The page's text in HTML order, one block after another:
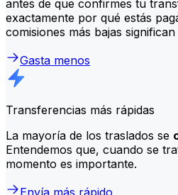
antes de que confirmes tu
exactamente por qué estás
comisiones más bajas
Gasta menos
Transferencias más rápidas
La mayoría de los traslados se
Entendemos que, cuando se
momento es importante.
Envía más rápido